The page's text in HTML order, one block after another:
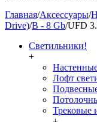
Главная/Аксессуары/
Drive)/B - 8 Gb/UFD
Светильники!
+
Лофт
Трековые